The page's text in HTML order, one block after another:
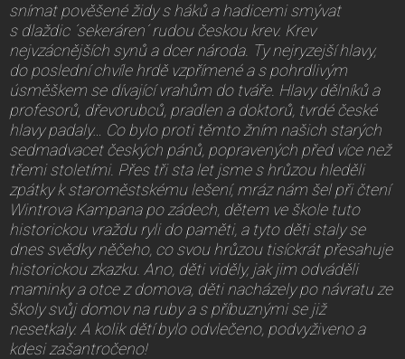
snímat pověšené židy s háků a hadicemi smývat
s dlaždic ´sekeráren´ rudou českou krev. Krev
nejvzácnějších synů a dcer národa. Ty nejryzejší hlavy,
do poslední chvíle hrdě vzpřímené a s pohrdlivým
úsměškem se dívající vrahům do tváře. Hlavy dělníků a
profesorů, dřevorubců, pradlen a doktorů, tvrdé české
hlavy padaly… Co bylo proti těmto žním našich starých
sedmadvacet českých pánů, popravených před více než
třemi stoletími. Přes tři sta let jsme s hrůzou hleděli
zpátky k staroměstskému lešení, mráz nám šel při čtení
Wintrova Kampana po zádech, dětem ve škole tuto
historickou vraždu ryli do paměti, a tyto děti staly se
dnes svědky něčeho, co svou hrůzou tisíckrát přesahuje
historickou zkazku. Ano, děti viděly, jak jim odváděli
maminky a otce z domova, děti nacházely po návratu ze
školy svůj domov na ruby a s příbuznými se již
nesetkaly. A kolik dětí bylo odvlečeno, podvyživeno a
kdesi zašantročeno!